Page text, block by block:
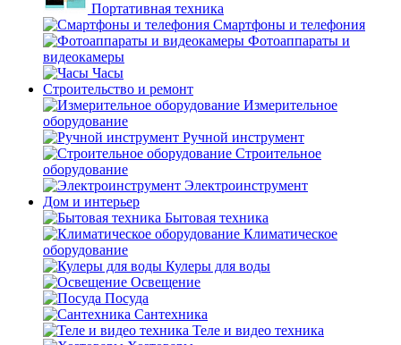
Портативная техника
Смартфоны и телефония
Фотоаппараты и
видеокамеры
Часы
Строительство и ремонт
Измерительное
оборудование
Ручной инструмент
Строительное
оборудование
Электроинструмент
Дом и интерьер
Бытовая техника
Климатическое
оборудование
Кулеры для воды
Освещение
Посуда
Сантехника
Теле и видео техника